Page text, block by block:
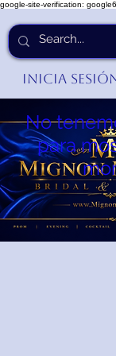
google-site-verification:
Inicia
No
para